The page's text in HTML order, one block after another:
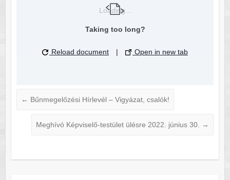
Loading...
Taking too long?
Reload document | Open in new tab
← Bűnmegelőzési Hírlevél – Vigyázat, csalók!
Meghívó Képviselő-testület ülésre 2022. június 30. →